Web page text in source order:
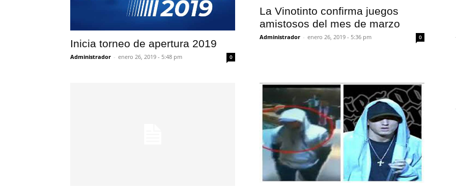
Inicia torneo de apertura 2019
Administrador - enero 26, 2019 - 5:48 pm 0
La Vinotinto confirma juegos
amistosos del mes de marzo
Administrador - enero 26, 2019 - 5:36 pm 0